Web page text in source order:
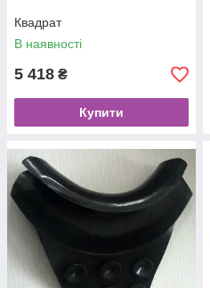
Квадрат
В наявності
5 418 ₴
Купити